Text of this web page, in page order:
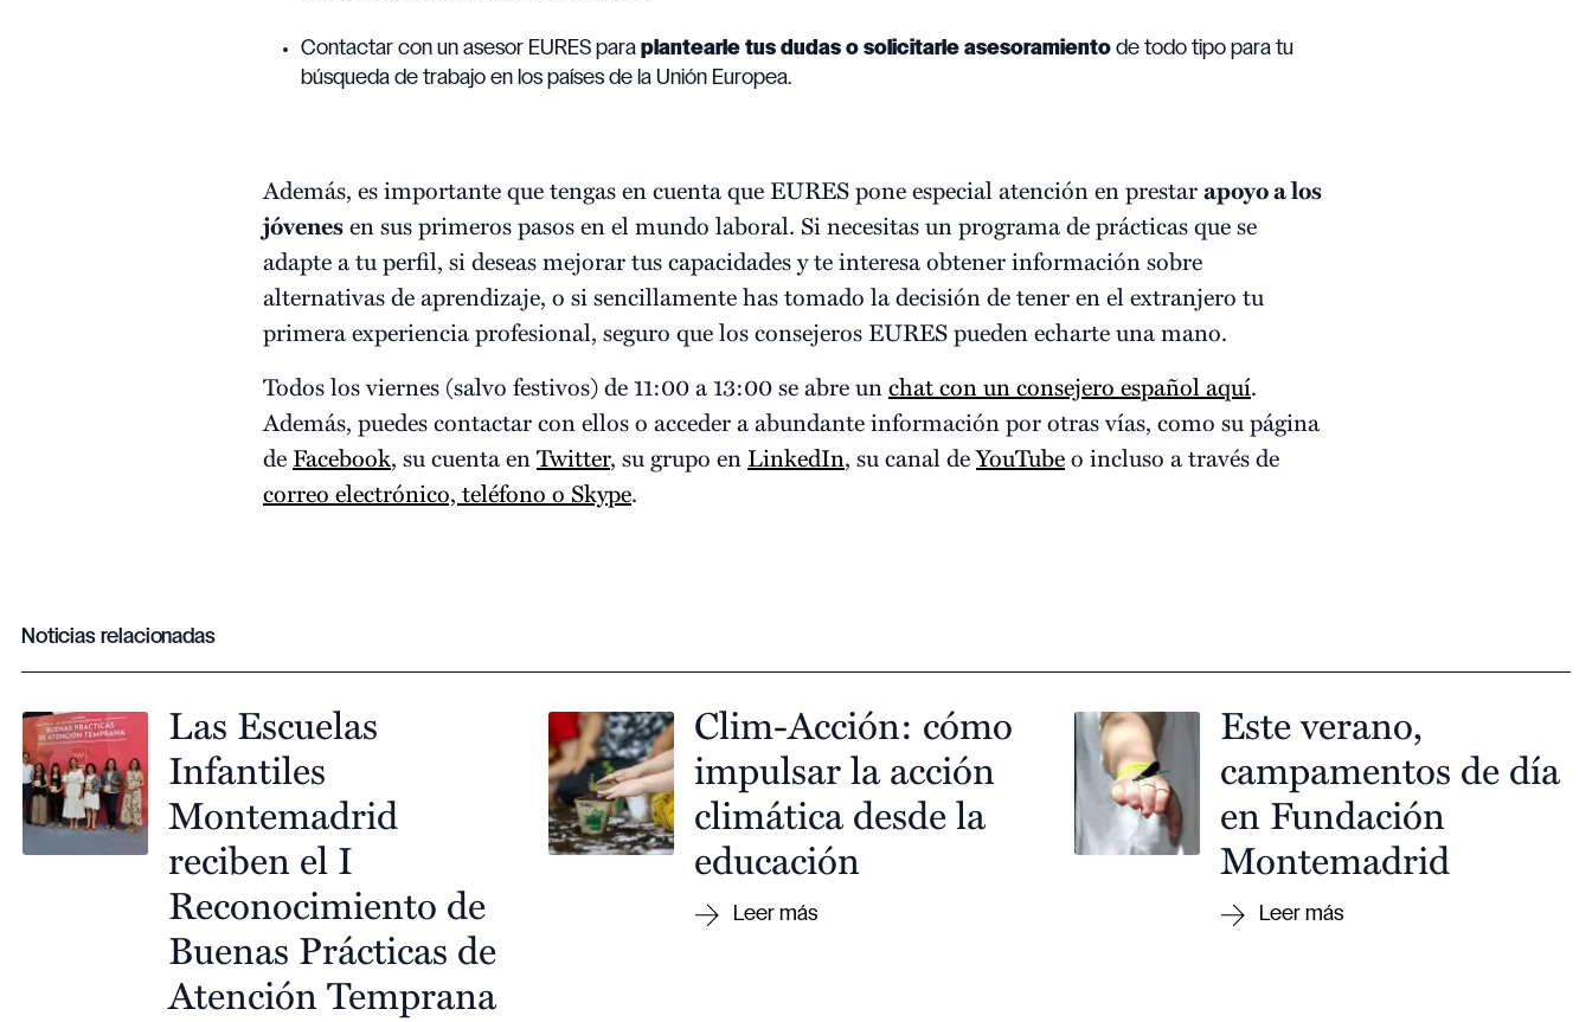
Contactar con un asesor EURES para plantearle tus dudas o solicitarle asesoramiento de todo tipo para tu
búsqueda de trabajo en los países de la Unión Europea.
Además, es importante que tengas en cuenta que EURES pone especial atención en prestarapoyo a los
jóvenesen sus primeros pasos en el mundo laboral. Si necesitas un programa de prácticas que se
adapte a tu perfil, si deseas mejorar tus capacidades y te interesa obtener información sobre
alternativas de aprendizaje, o si sencillamente has tomado la decisión de tener en el extranjero tu
primera experiencia profesional, seguro que los consejeros EURES pueden echarte una mano.
Todos los viernes (salvo festivos) de 11:00 a 13:00 se abre unchat con un consejero español aquí.
Además, puedes contactar con ellos o acceder a abundante información por otras vías, como su página
de Facebook, su cuenta enTwitter, su grupo en LinkedIn, su canal deYouTubeo incluso a través de
correo electrónico, teléfono o Skype.
Noticias relacionadas
Las Escuelas
Infantiles
Montemadrid
reciben el I
Reconocimiento de
Buenas Prácticas de
Atención Temprana
Clim-Acción: cómo
impulsar la acción
climática desde la
educación
Este verano,
campamentos de día
en Fundación
Montemadrid